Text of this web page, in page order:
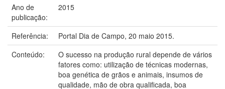
Ano de
publicação:
2015
Referência:
Portal Dia de Campo, 20 maio 2015.
Conteúdo:
O sucesso na produção rural depende de vários
fatores como: utilização de técnicas modernas,
boa genética de grãos e animais, insumos de
qualidade, mão de obra qualificada, boa